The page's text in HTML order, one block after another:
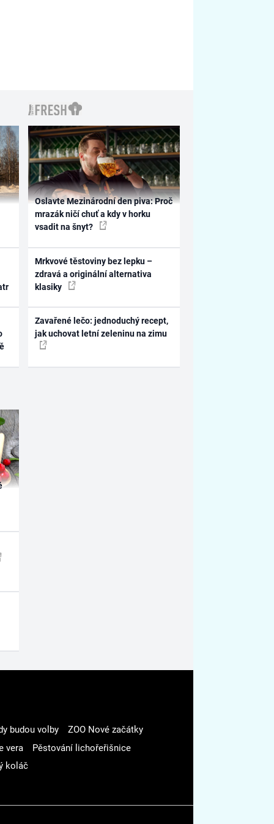
Oslavte Mezinárodní den piva: Proč
mrazák ničí chuť a kdy v horku
vsadit na šnyt?
Mrkvové těstoviny bez lepku –
zdravá a originální alternativa
klasiky
Zavařené lečo: jednoduchý recept,
jak uchovat letní zeleninu na zimu
budou volby
ZOO Nové začátky
vera
Pěstování lichořeřišnice
koláč